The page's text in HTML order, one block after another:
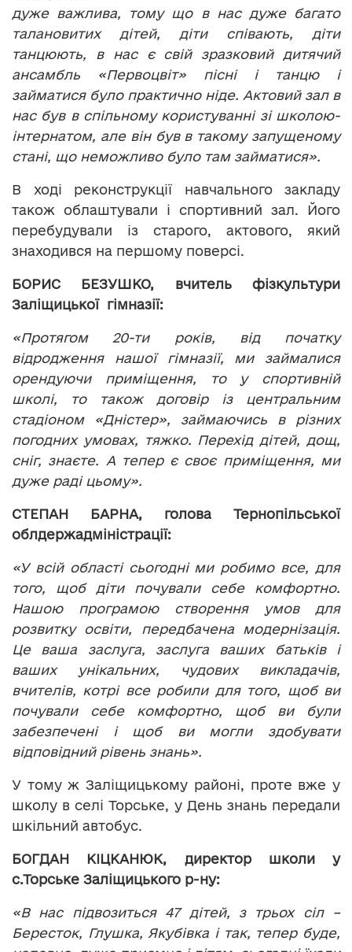
дуже важлива, тому що в нас дуже багато
талановитих дітей, діти співають, діти
танцюють, в нас є свій зразковий дитячий
ансамбль «Первоцвіт» пісні і танцю і
займатися було практично ніде. Актовий зал в
нас був в спільному користуванні зі школою-
інтернатом, але він був в такому запущеному
стані, що неможливо було там займатися».
В ході реконструкції навчального закладу
також облаштували і спортивний зал. Його
перебудували із старого, актового, який
знаходився на першому поверсі.
БОРИС БЕЗУШКО, вчитель фізкультури
Заліщицької гімназії:
«Протягом 20-ти років, від початку
відродження нашої гімназії, ми займалися
орендуючи приміщення, то у спортивній
школі, то також договір із центральним
стадіоном «Дністер», займаючись в різних
погодних умовах, тяжко. Перехід дітей, дощ,
сніг, знаєте. А тепер є своє приміщення, ми
дуже раді цьому».
СТЕПАН БАРНА, голова Тернопільської
облдержадміністрації:
«У всій області сьогодні ми робимо все, для
того, щоб діти почували себе комфортно.
Нашою програмою створення умов для
розвитку освіти, передбачена модернізація.
Це ваша заслуга, заслуга ваших батьків і
ваших унікальних, чудових викладачів,
вчителів, котрі все робили для того, щоб ви
почували себе комфортно, щоб ви були
забезпечені і щоб ви могли здобувати
відповідний рівень знань».
У тому ж Заліщицькому районі, проте вже у
школу в селі Торське, у День знань передали
шкільний автобус.
БОГДАН КІЦКАНЮК, директор школи у
с.Торське Заліщицького р-ну:
«В нас підвозиться 47 дітей, з трьох сіл –
Бересток, Глушка, Якубівка і так, тепер буде,